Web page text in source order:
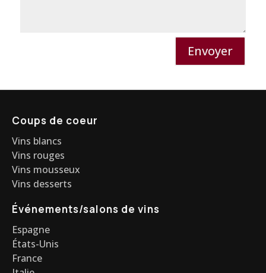
Envoyer
Coups de coeur
Vins blancs
Vins rouges
Vins mousseux
Vins desserts
Événements/salons de vins
Espagne
États-Unis
France